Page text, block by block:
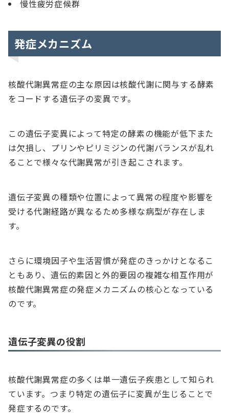
慢性疲労症候群
発症メカニズム
核酸代謝異常症の主な原因は核酸代謝に関与する酵素
をコードする遺伝子の変異です。
この遺伝子変異によって特定の酵素の機能が低下また
は欠損し、プリンやピリミジンの代謝バランスが乱れ
ることで様々な代謝異常が引き起こされます。
遺伝子変異の種類や位置によって異常の程度や影響を
受ける代謝経路が異なるため多様な病型が存在しま
す。
さらに環境因子や生活習慣が発症のきっかけとなるこ
ともあり、遺伝的素因と外的要因の複雑な相互作用が
核酸代謝異常症の発症メカニズムの核心となっている
のです。
遺伝子変異の役割
核酸代謝異常症の多くは単一遺伝子疾患として知られ
ています。つまり特定の遺伝子に変異が生じることで
発症するのです。